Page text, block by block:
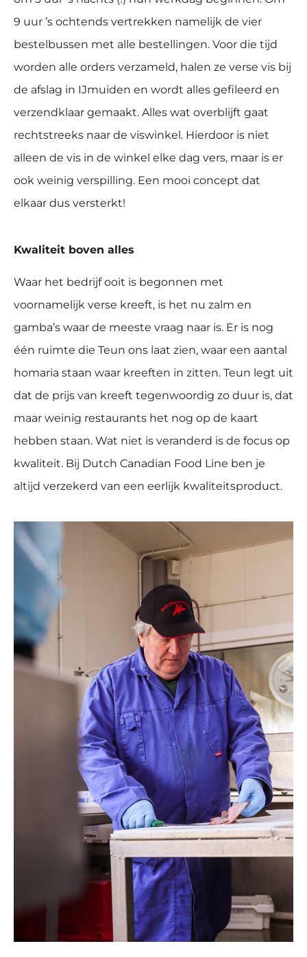
9 uur ’s ochtends vertrekken namelijk de vier
bestelbussen met alle bestellingen. Voor die tijd
worden alle orders verzameld, halen ze verse vis bij
de afslag in IJmuiden en wordt alles gefileerd en
verzendklaar gemaakt. Alles wat overblijft gaat
rechtstreeks naar de viswinkel. Hierdoor is niet
alleen de vis in de winkel elke dag vers, maar is er
ook weinig verspilling. Een mooi concept dat
elkaar dus versterkt!
Kwaliteit boven alles
Waar het bedrijf ooit is begonnen met
voornamelijk verse kreeft, is het nu zalm en
gamba’s waar de meeste vraag naar is. Er is nog
één ruimte die Teun ons laat zien, waar een aantal
homaria staan waar kreeften in zitten. Teun legt uit
dat de prijs van kreeft tegenwoordig zo duur is, dat
maar weinig restaurants het nog op de kaart
hebben staan. Wat niet is veranderd is de focus op
kwaliteit. Bij Dutch Canadian Food Line ben je
altijd verzekerd van een eerlijk kwaliteitsproduct.